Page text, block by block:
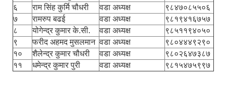
६ राम सिंह कुर्मि चौधरी वडा अध्यक्ष
९८४७०८५५०६
७
रामरुप बढई वडा अध्यक्ष
९८१९४१६७५७
८
योगेन्द्र कुमार के.सी. वडा अध्यक्ष
९८५११९४०५०
९
फरीद अहमद मुसलमान वडा अध्यक्ष
९८०४४४९२९०
१०
शैलेन्द्र कुमार चौधरी वडा अध्यक्ष
९८०२६४७३८७
११
धमेन्द्र कुमार पुरी वडा अध्यक्ष ९८१५४७५९९७